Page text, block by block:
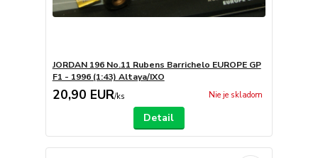
JORDAN 196 No.11 Rubens Barrichelo EUROPE GP
F1 - 1996 (1:43) Altaya/IXO
20,90 EUR/ks Nie je skladom
Detail